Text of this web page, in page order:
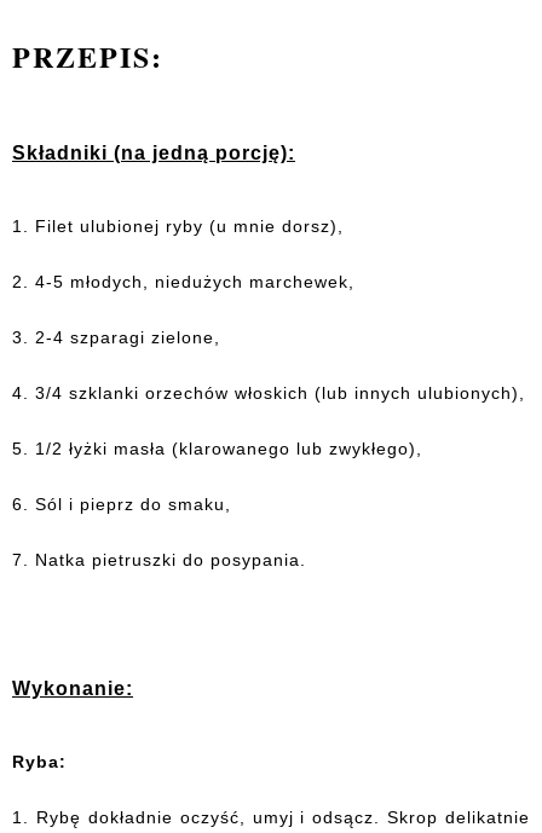
PRZEPIS:
Składniki (na jedną porcję):
1. Filet ulubionej ryby (u mnie dorsz),
2. 4-5 młodych, niedużych marchewek,
3. 2-4 szparagi zielone,
4. 3/4 szklanki orzechów włoskich (lub innych ulubionych),
5. 1/2 łyżki masła (klarowanego lub zwykłego),
6. Sól i pieprz do smaku,
7. Natka pietruszki do posypania.
Wykonanie:
Ryba:
1. Rybę dokładnie oczyść, umyj i odsącz. Skrop delikatnie